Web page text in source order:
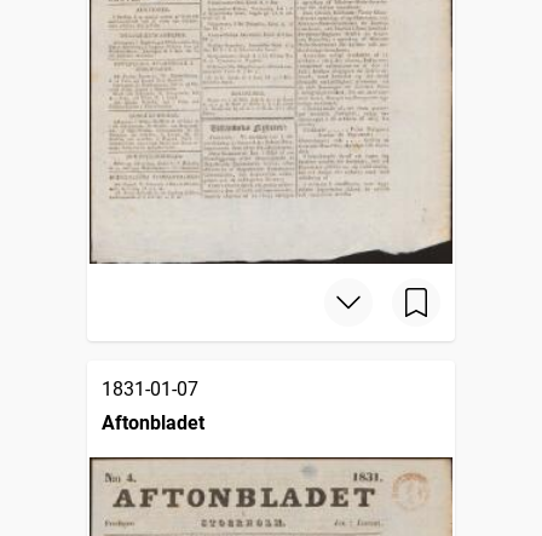
1831-01-07
Aftonbladet